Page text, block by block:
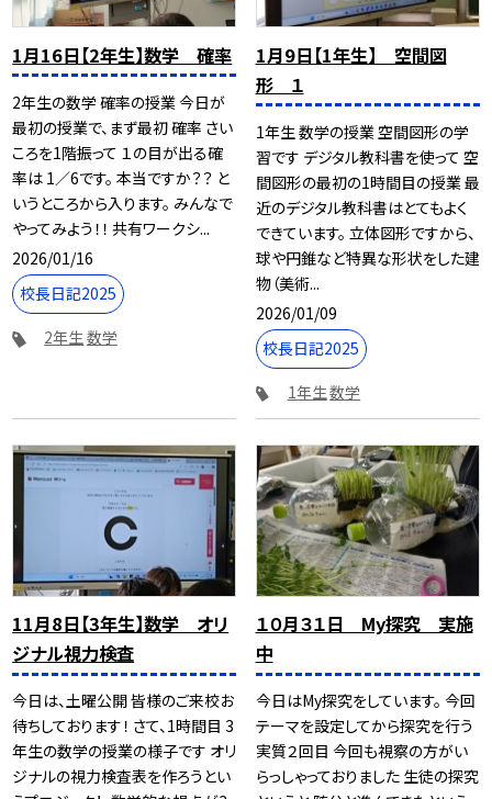
1月16日【2年生】数学 確率
2年生の数学 確率の授業 今日が
最初の授業で、まず最初 確率 さい
ころを1階振って １の目が出る確
率は 1／6です。 本当ですか？？ と
いうところから入ります。 みんなで
やってみよう！！ 共有ワークシ...
2026/01/16
校長日記2025
2年生数学
1月9日【1年生】 空間図
形 １
1年生 数学の授業 空間図形の学
習です デジタル教科書を使って 空
間図形の最初の1時間目の授業 最
近のデジタル教科書はとてもよく
できています。 立体図形ですから、
球や円錐など特異な形状をした建
物（美術...
2026/01/09
校長日記2025
1年生数学
11月8日【3年生】数学 オリ
ジナル視力検査
今日は、土曜公開 皆様のご来校お
待ちしております！ さて、1時間目 3
年生の数学の授業の様子です オリ
ジナルの視力検査表を作ろうとい
１０月３１日 My探究 実施
中
今日はMy探究をしています。 今回
テーマを設定してから探究を行う
実質２回目 今回も視察の方がい
らっしゃっておりました 生徒の探究